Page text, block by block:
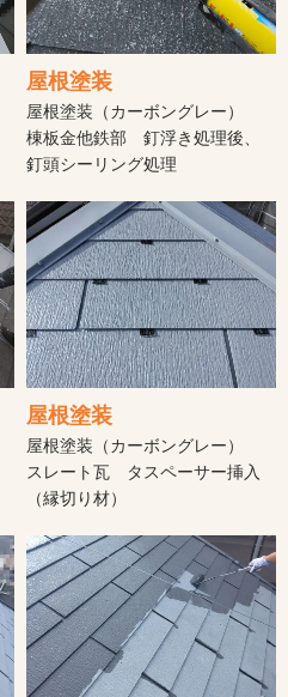
屋根塗装
屋根塗装（カーボングレー）
棟板金他鉄部 釘浮き処理後、
釘頭シーリング処理
屋根塗装
屋根塗装（カーボングレー）
スレート瓦 タスペーサー挿入
（縁切り材）